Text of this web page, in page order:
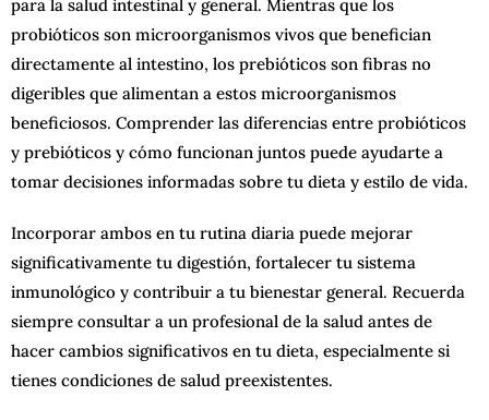
para la salud intestinal y general. Mientras que los
probióticos son microorganismos vivos que benefician
directamente al intestino, los prebióticos son fibras no
digeribles que alimentan a estos microorganismos
beneficiosos. Comprender las diferencias entre probióticos
y prebióticos y cómo funcionan juntos puede ayudarte a
tomar decisiones informadas sobre tu dieta y estilo de vida.
Incorporar ambos en tu rutina diaria puede mejorar
significativamente tu digestión, fortalecer tu sistema
inmunológico y contribuir a tu bienestar general. Recuerda
siempre consultar a un profesional de la salud antes de
hacer cambios significativos en tu dieta, especialmente si
tienes condiciones de salud preexistentes.